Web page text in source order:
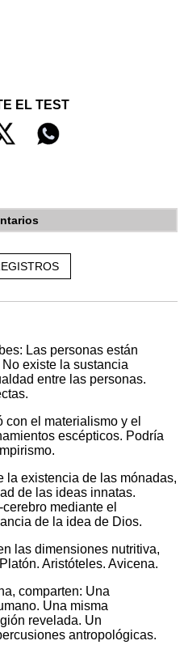
EL TEST
Las personas están
existe la sustancia
entre las personas.
el materialismo y el
escépticos. Podría
la existencia de las mónadas,
de las ideas innatas.
mediante el
de la idea de Dios.
las dimensiones nutritiva,
Aristóteles. Avicena.
comparten: Una
Una misma
revelada. Un
antropológicas.